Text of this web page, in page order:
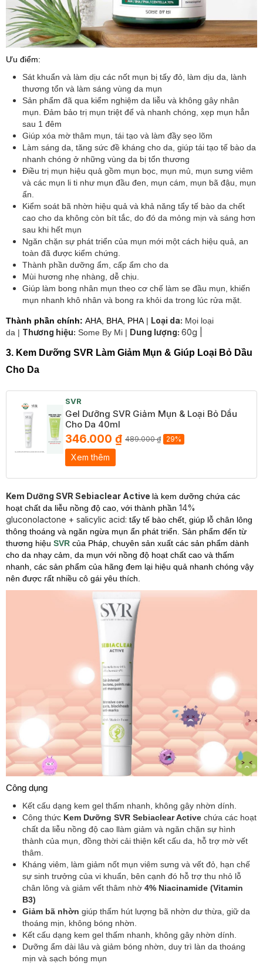
Ưu điểm:
Sát khuẩn và làm dịu các nốt mụn bị tấy đỏ, làm dịu da, lành
thương tổn và làm sáng vùng da mụn
Sản phẩm đã qua kiểm nghiệm da liễu và không gây nhân
mụn. Đảm bảo trị mụn triệt để và nhanh chóng, xẹp mụn hẳn
sau 1 đêm
Giúp xóa mờ thâm mụn, tái tạo và làm đầy sẹo lõm
Làm sáng da, tăng sức đề kháng cho da, giúp tái tạo tế bào da
nhanh chóng ở những vùng da bị tổn thương
Điều trị mụn hiệu quả gồm mụn bọc, mụn mủ, mụn sưng viêm
và các mụn li ti như mụn đầu đen, mụn cám, mụn bã đậu, mụn
ẩn.
Kiểm soát bã nhờn hiệu quả và khả năng tẩy tế bào da chết
cao cho da không còn bít tắc, do đó da mỏng mịn và sáng hơn
sau khi hết mụn
Ngăn chặn sự phát triển của mụn mới một cách hiệu quả, an
toàn đã được kiểm chứng.
Thành phần dưỡng ẩm, cấp ẩm cho da
Mùi hương nhẹ nhàng, dễ chịu.
Giúp làm bong nhân mụn theo cơ chế làm se đầu mụn, khiến
mụn nhanh khô nhân và bong ra khỏi da trong lúc rửa mặt.
Thành phần chính: AHA, BHA, PHA | Loại da: Mọi loại
da | Thương hiệu: Some By Mi | Dung lượng: 60g |
3. Kem Dưỡng SVR Làm Giảm Mụn & Giúp Loại Bỏ Dầu
Cho Da
SVR
Gel Dưỡng SVR Giảm Mụn & Loại Bỏ Dầu
Cho Da 40ml
346.000 ₫ 489.000 ₫ 29%
Xem thêm
Kem Dưỡng SVR Sebiaclear Active là kem dưỡng chứa các
hoạt chất da liễu nồng độ cao, với thành phần 14%
gluconolactone + salicylic acid: tẩy tế bào chết, giúp lỗ chân lông
thông thoáng và ngăn ngừa mụn ẩn phát triển. Sản phẩm đến từ
thương hiệu SVR của Pháp, chuyên sản xuất các sản phẩm dành
cho da nhạy cảm, da mụn với nồng độ hoạt chất cao và thấm
nhanh, các sản phẩm của hãng đem lại hiệu quả nhanh chóng vậy
nên được rất nhiều cô gái yêu thích.
Công dụng
Kết cấu dạng kem gel thấm nhanh, không gây nhờn dính.
Công thức Kem Dưỡng SVR Sebiaclear Active chứa các hoạt
chất da liễu nồng độ cao llàm giảm và ngăn chặn sự hình
thành của mụn, đồng thời cải thiện kết cấu da, hỗ trợ mờ vết
thâm.
Kháng viêm, làm giảm nốt mụn viêm sưng và vết đỏ, hạn chế
sự sinh trưởng của vi khuẩn, bên cạnh đó hỗ trợ thu nhỏ lỗ
chân lông và giảm vết thâm nhờ 4% Niacinamide (Vitamin
B3)
Giảm bã nhờn giúp thấm hút lượng bã nhờn dư thừa, giữ da
thoáng mịn, không bóng nhờn.
Kết cấu dạng kem gel thấm nhanh, không gây nhờn dính.
Dưỡng ẩm dài lâu và giảm bóng nhờn, duy trì làn da thoáng
mịn và sạch bóng mụn